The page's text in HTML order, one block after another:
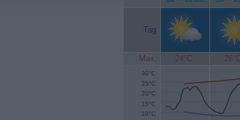
Tag
Max. 24°C 26°C
10°C
15°C
20°C
25°C
30°C